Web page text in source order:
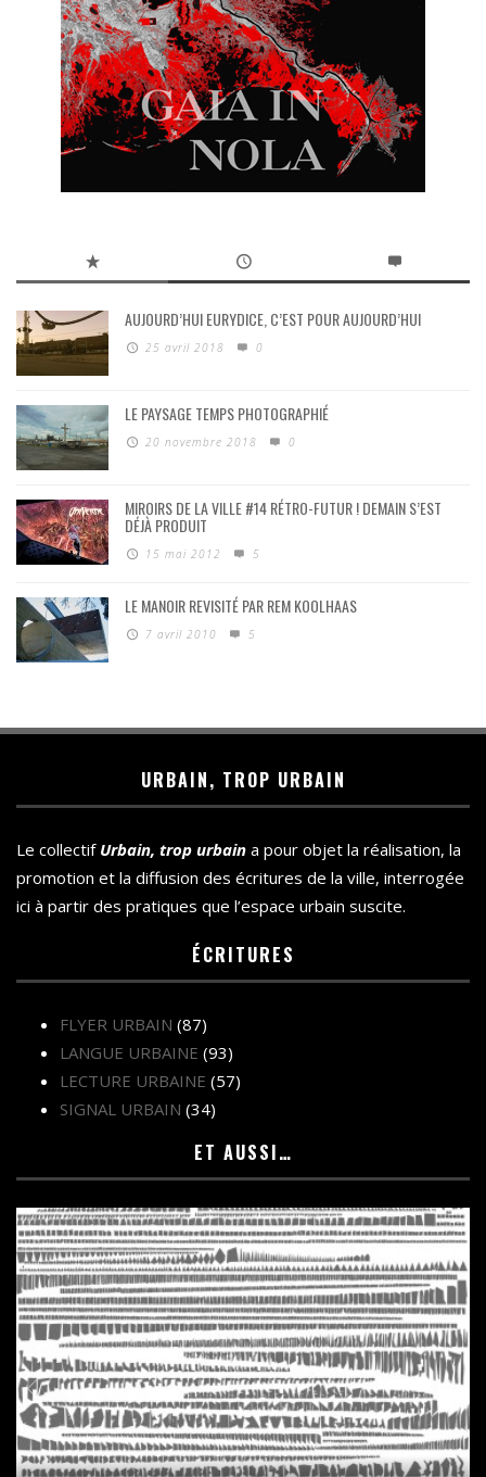
AUJOURD’HUI EURYDICE, C’EST POUR AUJOURD’HUI
25 avril 2018 0
LE PAYSAGE TEMPS PHOTOGRAPHIÉ
20 novembre 2018 0
MIROIRS DE LA VILLE #14 RÉTRO-FUTUR ! DEMAIN S’EST
DÉJÀ PRODUIT
15 mai 2012 5
LE MANOIR REVISITÉ PAR REM KOOLHAAS
7 avril 2010 5
URBAIN, TROP URBAIN
Le collectif Urbain, trop urbain a pour objet la réalisation, la
promotion et la diffusion des écritures de la ville, interrogée
ici à partir des pratiques que l’espace urbain suscite.
ÉCRITURES
FLYER URBAIN (87)
LANGUE URBAINE (93)
LECTURE URBAINE (57)
SIGNAL URBAIN (34)
ET AUSSI…